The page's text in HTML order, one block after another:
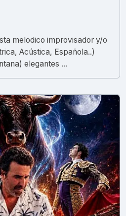
melodico improvisador y/o
Acústica, Española..)
elegantes ...